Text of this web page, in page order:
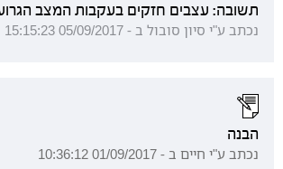
תשובה: עצבים חזקים בעקבות המצב
נכתב ע"י סיון סובול ב - 05/09/2017 15:15:23
הבנה
נכתב ע"י חיים ב - 01/09/2017 10:36:12